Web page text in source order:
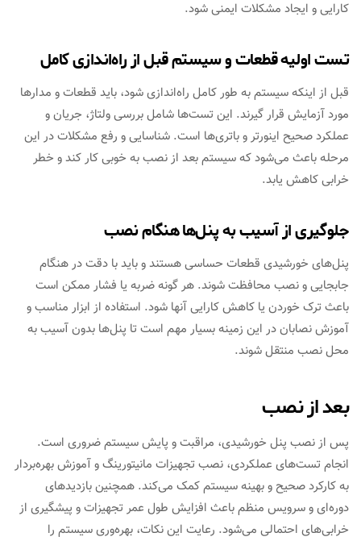
کارایی و ایجاد مشکلات ایمنی شود.
تست اولیه قطعات و سیستم قبل از راه‌اندازی کامل
قبل از اینکه سیستم به طور کامل راه‌اندازی شود، باید قطعات و مدارها
مورد آزمایش قرار گیرند. این تست‌ها شامل بررسی ولتاژ، جریان و
عملکرد صحیح اینورتر و باتری‌ها است. شناسایی و رفع مشکلات در این
مرحله باعث می‌شود که سیستم بعد از نصب به خوبی کار کند و خطر
خرابی کاهش یابد.
جلوگیری از آسیب به پنل‌ها هنگام نصب
پنل‌های خورشیدی قطعات حساسی هستند و باید با دقت در هنگام
جابجایی و نصب محافظت شوند. هر گونه ضربه یا فشار ممکن است
باعث ترک خوردن یا کاهش کارایی آنها شود. استفاده از ابزار مناسب و
آموزش نصابان در این زمینه بسیار مهم است تا پنل‌ها بدون آسیب به
محل نصب منتقل شوند.
بعد از نصب
پس از نصب پنل خورشیدی، مراقبت و پایش سیستم ضروری است.
انجام تست‌های عملکردی، نصب تجهیزات مانیتورینگ و آموزش بهره‌بردار
به کارکرد صحیح و بهینه سیستم کمک می‌کند. همچنین بازدیدهای
دوره‌ای و سرویس منظم باعث افزایش طول عمر تجهیزات و پیشگیری از
خرابی‌های احتمالی می‌شود. رعایت این نکات، بهره‌وری سیستم را